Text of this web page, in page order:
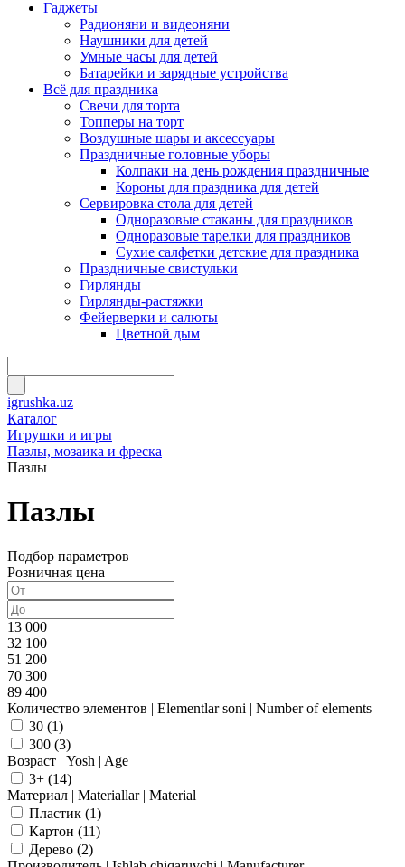
Гаджеты
Радионяни и видеоняни
Наушники для детей
Умные часы для детей
Батарейки и зарядные устройства
Всё для праздника
Свечи для торта
Топперы на торт
Воздушные шары и аксессуары
Праздничные головные уборы
Колпаки на день рождения праздничные
Короны для праздника для детей
Сервировка стола для детей
Одноразовые стаканы для праздников
Одноразовые тарелки для праздников
Сухие салфетки детские для праздника
Праздничные свистульки
Гирлянды
Гирлянды-растяжки
Фейерверки и салюты
Цветной дым
igrushka.uz
Каталог
Игрушки и игры
Пазлы, мозаика и фреска
Пазлы
Пазлы
Подбор параметров
Розничная цена
13 000
32 100
51 200
70 300
89 400
Количество элементов | Elementlar soni | Number of elements
30 (1)
300 (3)
Возраст | Yosh | Age
3+ (14)
Материал | Materiallar | Material
Пластик (1)
Картон (11)
Дерево (2)